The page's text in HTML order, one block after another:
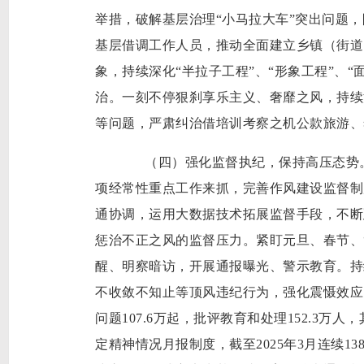
举措，破解基层治理“小马拉大车”突出问题
基层借调工作人员，推动全面建立乡镇（街
象，持续深化“半拉子工程”、“形象工程”、
治。一刻不停狠刹享乐主义、奢靡之风，持
等问题，严肃纠治借培训考察之机公款旅游
（四）强化监督执纪，保持高压态势
项经常性重点工作来抓，完善作风建设监督
通协调，运用大数据技术拓展监督手段，不
惩治不正之风的监督压力。紧盯元旦、春节
醒、明察暗访，开展通报曝光、警示教育。
不收敛不知止等顶风违纪行为，强化震慑效
问题107.6万起，批评教育和处理152.3万人
定精神情况月报制度，截至2025年3月连续